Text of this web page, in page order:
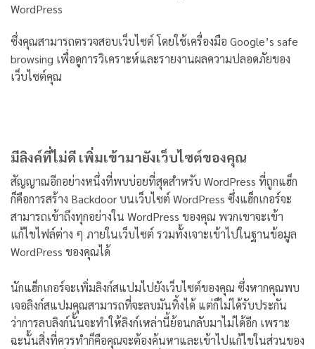
WordPress
ซึ่งคุณสามารถตรวจสอบเว็บไซต์ โดยใช้เครื่องมือ Google’s safe
browsing เพื่อดูการวิเคราะห์และรายงานผลความปลอดภัยของ
เว็บไซต์คุณ
มีลิงค์ที่ไม่ดี เพิ่มเข้ามายังเว็บไซต์ของคุณ
สัญญาณอีกอย่างหนึ่งที่พบบ่อยที่สุดสำหรับ WordPress ที่ถูกแฮ็ก
ก็คือการสร้าง Backdoor บนเว็บไซต์ WordPress ซึ่งแฮ็กเกอร์จะ
สามารถเข้าถึงทุกอย่างใน WordPress ของคุณ พวกเขาจะเข้า
แก้ไขไฟล์ต่าง ๆ ภายในเว็บไซต์ รวมทั้งเจาะเข้าไปในฐานข้อมูล
WordPress ของคุณได้
นักแฮ็กเกอร์จะเพิ่มลิงก์สแปมไปยังเว็บไซต์ของคุณ ซึ่งหากคุณพบ
เจอลิงก์สแปมคุณสามารถที่จะลบมันทิ้งได้ แต่ก็ไม่ได้รับประกัน
ว่าการลบลิงก์นั้นจะทำให้ลิงก์เหล่านี้ย้อนกลับมาไม่ได้อีก เพราะ
ฉะนั้นสิ่งที่ควรทำก็คือคุณจะต้องค้นหาและเข้าไปแก้ไขในส่วนของ